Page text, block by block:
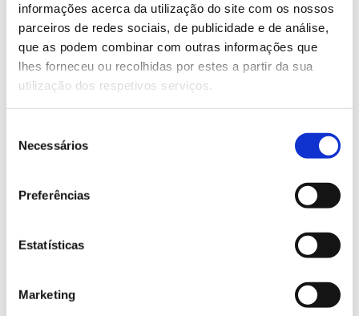
informações acerca da utilização do site com os nossos
parceiros de redes sociais, de publicidade e de análise,
que as podem combinar com outras informações que
lhes forneceu ou recolhidas por estes a partir da sua
utilização dos respetivos serviços.
Necessários
Preferências
Estatísticas
Marketing
Saiba mais sobre estas olimpíadas
13.07.2026
Genoma do priolo e de outras espécies em risco:
Registar galhas de Trichi em acácia-das-espigas: